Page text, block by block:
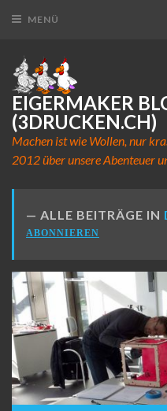
MENÜ
EIGERMAKER
(3DRUCKEN.CH)
Machen ist wie Wollen, nur
2012 über unsere Abenteuer
ALLE BEITRÄGE IN
ABONNIEREN